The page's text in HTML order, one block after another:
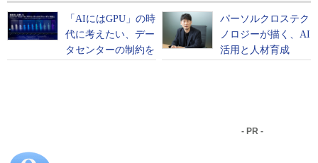
- PR -